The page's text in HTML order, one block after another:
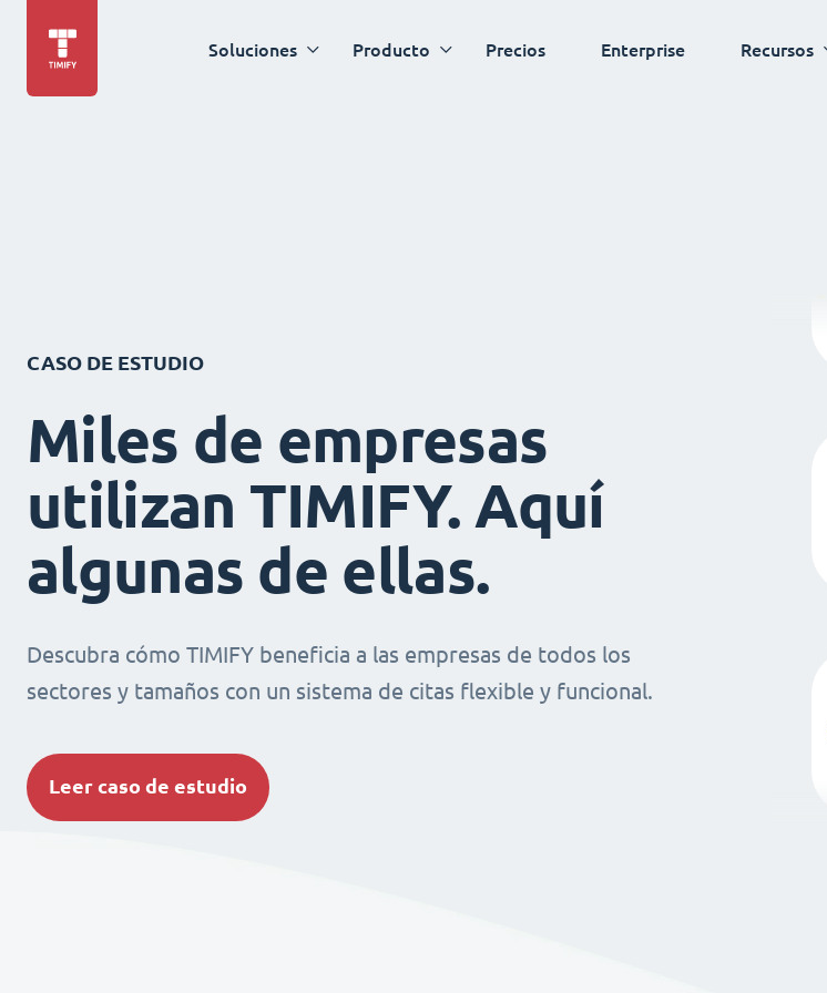
Soluciones Producto Precios Enterprise Recursos
CASO DE ESTUDIO
Miles de empresas
utilizan TIMIFY. Aquí
algunas de ellas.
Descubra cómo TIMIFY beneficia a las empresas de todos los
sectores y tamaños con un sistema de citas flexible y funcional.
Leer caso de estudio